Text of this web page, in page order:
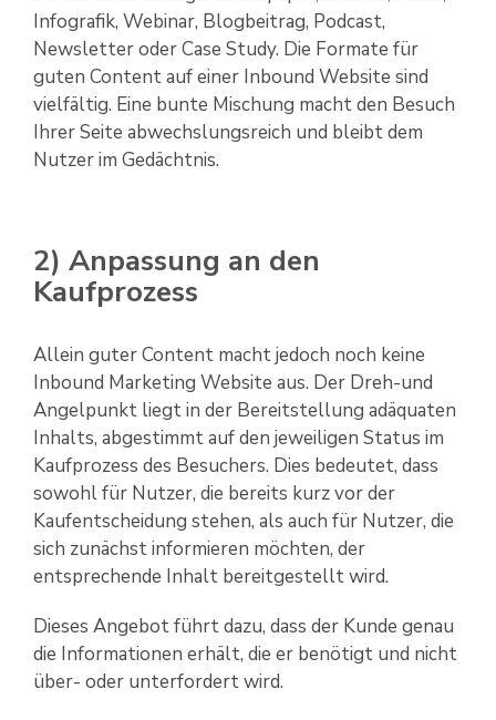
Infografik, Webinar, Blogbeitrag, Podcast,
Newsletter oder Case Study. Die Formate für
guten Content auf einer Inbound Website sind
vielfältig. Eine bunte Mischung macht den Besuch
Ihrer Seite abwechslungsreich und bleibt dem
Nutzer im Gedächtnis.
2) Anpassung an den
Kaufprozess
Allein guter Content macht jedoch noch keine
Inbound Marketing Website aus. Der Dreh-und
Angelpunkt liegt in der Bereitstellung adäquaten
Inhalts, abgestimmt auf den jeweiligen Status im
Kaufprozess des Besuchers. Dies bedeutet, dass
sowohl für Nutzer, die bereits kurz vor der
Kaufentscheidung stehen, als auch für Nutzer, die
sich zunächst informieren möchten, der
entsprechende Inhalt bereitgestellt wird.
Dieses Angebot führt dazu, dass der Kunde genau
die Informationen erhält, die er benötigt und nicht
über- oder unterfordert wird.